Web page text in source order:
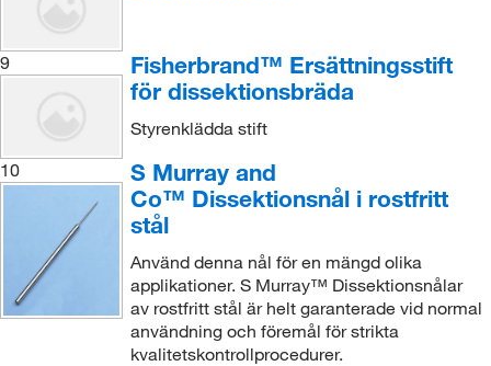
9
Fisherbrand™ Ersättningsstift
för dissektionsbräda
Styrenklädda stift
10
S Murray and
Co™ Dissektionsnål i rostfritt
stål
Använd denna nål för en mängd olika
applikationer. S Murray™ Dissektionsnålar
av rostfritt stål är helt garanterade vid normal
användning och föremål för strikta
kvalitetskontrollprocedurer.